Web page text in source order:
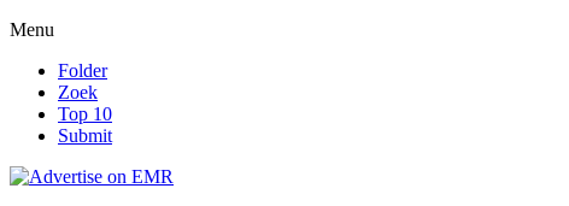
Menu
Folder
Zoek
Top 10
Submit